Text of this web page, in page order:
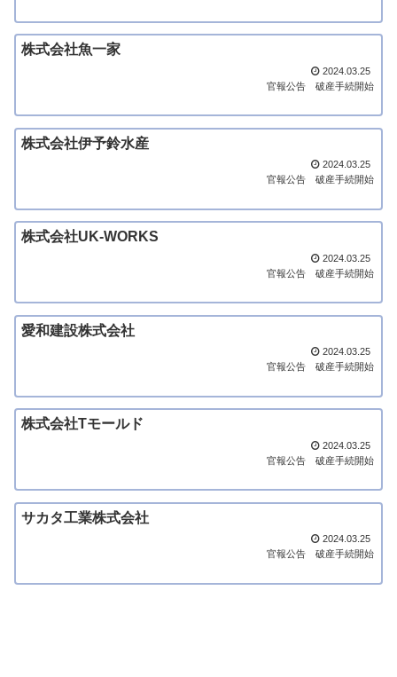
株式会社魚一家
2024.03.25
官報公告
破産手続開始
株式会社伊予鈴水産
2024.03.25
官報公告
破産手続開始
株式会社UK-WORKS
2024.03.25
官報公告
破産手続開始
愛和建設株式会社
2024.03.25
官報公告
破産手続開始
株式会社Tモールド
2024.03.25
官報公告
破産手続開始
サカタ工業株式会社
2024.03.25
官報公告
破産手続開始